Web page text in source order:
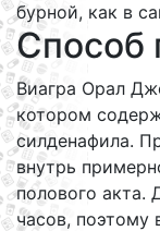
бурной, как в
Способ
Виагра Орал
котором
силденафила.
внутрь
полового акта.
часов, поэтому